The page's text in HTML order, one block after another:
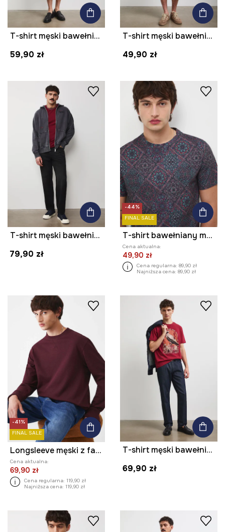
T-shirt męski bawełniany z nadrukiem
59,90 zł
T-shirt męski bawełniany z elastanem
49,90 zł
T-shirt męski bawełniany z elastanem
79,90 zł
-44%
FINAL SALE
T-shirt bawełniany męski wzorzysty
Cena aktualna:
49,90 zł
Cena regularna: 89,90 zł
Najniższa cena: 89,90 zł
-41%
FINAL SALE
Longsleeve męski z fakturą kolor bordowy
Cena aktualna:
69,90 zł
Cena regularna: 119,90 zł
Najniższa cena: 119,90 zł
T-shirt męski bawełniany z motywem zwierzęcym
69,90 zł